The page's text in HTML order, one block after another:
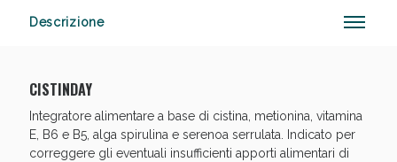
Descrizione
CISTINDAY
Integratore alimentare a base di cistina, metionina, vitamina
E, B6 e B5, alga spirulina e serenoa serrulata. Indicato per
correggere gli eventuali insufficienti apporti alimentari di